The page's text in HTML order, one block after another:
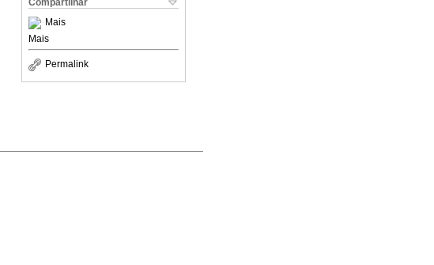
Compartilhar
Mais
Mais
Permalink